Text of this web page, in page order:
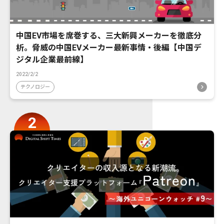
中国EV市場を席巻する、三大新興メーカーを徹底分
析。脅威の中国EVメーカー最新事情・後編【中国デ
ジタル企業最前線】
2022/2/2
テクノロジー